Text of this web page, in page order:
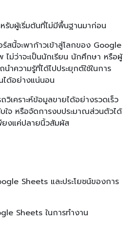
หรับผู้เริ่มต้นที่ไม่มีพื้นฐานมาก่อน
ร์สนี้จะพาก้าวเข้าสู่โลกของ Google
ม่ว่าจะเป็นนักเรียน นักศึกษา หรือผู้
นำความรู้ที่ได้ไปประยุกต์ใช้ในการ
ได้อย่างแน่นอน
เคราะห์ข้อมูลขายได้อย่างรวดเร็ว
ใจ หรือจัดการงบประมาณส่วนตัวได้
ยงแค่ปลายนิ้วสัมผัส
Sheets และประโยชน์ของการ
Sheets ในการทำงาน